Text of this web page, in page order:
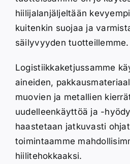
hiilijalanjäljeltään
kuitenkin suojaa ja
säilyvyyden tuotteillemme.
Logistiikkaketjussamme
aineiden,
muovien ja metallien
uudelleenkäyttöä ja -
haastetaan jatkuvasti
toimintaamme
hiilitehokkaaksi.